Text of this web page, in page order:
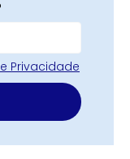
Privacidade